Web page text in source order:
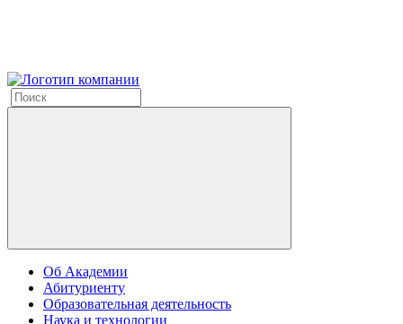
Об Академии
Абитуриенту
Образовательная деятельность
Наука и технологии